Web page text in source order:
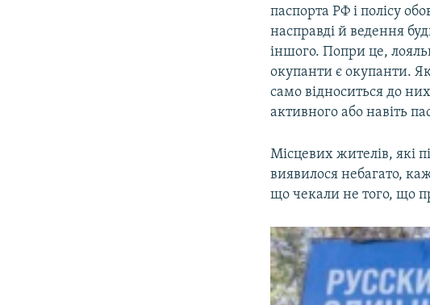
паспорта РФ і полісу
насправді й ведення
іншого. Попри це,
окупанти є окупанти.
само відноситься до
активного або навіть
Місцевих жителів, які
виявилося небагато,
що чекали не того, що